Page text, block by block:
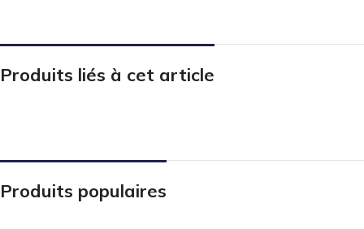
Produits liés à cet article
Produits populaires